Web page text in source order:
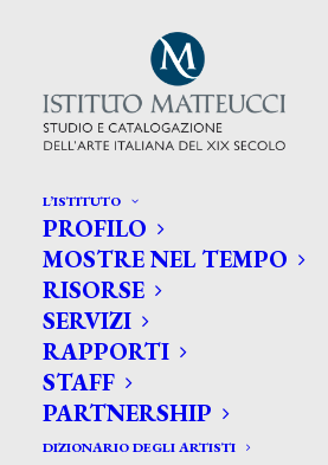
L’ISTITUTO
PROFILO
MOSTRE NEL TEMPO
RISORSE
SERVIZI
RAPPORTI
STAFF
PARTNERSHIP
DIZIONARIO DEGLI ARTISTI
CERCA TRA GLI ARTISTI:
Search
for: